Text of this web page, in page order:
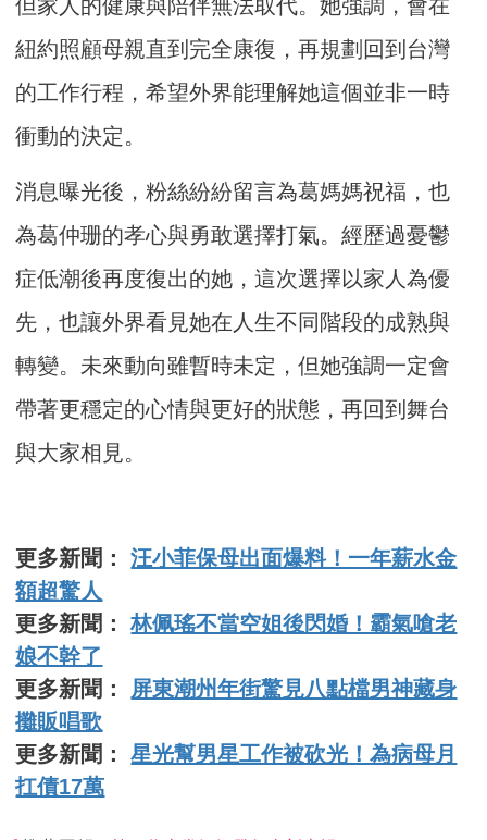
但家人的健康與陪伴無法取代。她強調，會在
紐約照顧母親直到完全康復，再規劃回到台灣
的工作行程，希望外界能理解她這個並非一時
衝動的決定。
消息曝光後，粉絲紛紛留言為葛媽媽祝福，也
為葛仲珊的孝心與勇敢選擇打氣。經歷過憂鬱
症低潮後再度復出的她，這次選擇以家人為優
先，也讓外界看見她在人生不同階段的成熟與
轉變。未來動向雖暫時未定，但她強調一定會
帶著更穩定的心情與更好的狀態，再回到舞台
與大家相見。
更多新聞：汪小菲保母出面爆料！一年薪水金
額超驚人
更多新聞：林佩瑤不當空姐後閃婚！霸氣嗆老
娘不幹了
更多新聞： 屏東潮州年街驚見八點檔男神藏身
攤販唱歌
更多新聞：星光幫男星工作被砍光！為病母月
扛債17萬